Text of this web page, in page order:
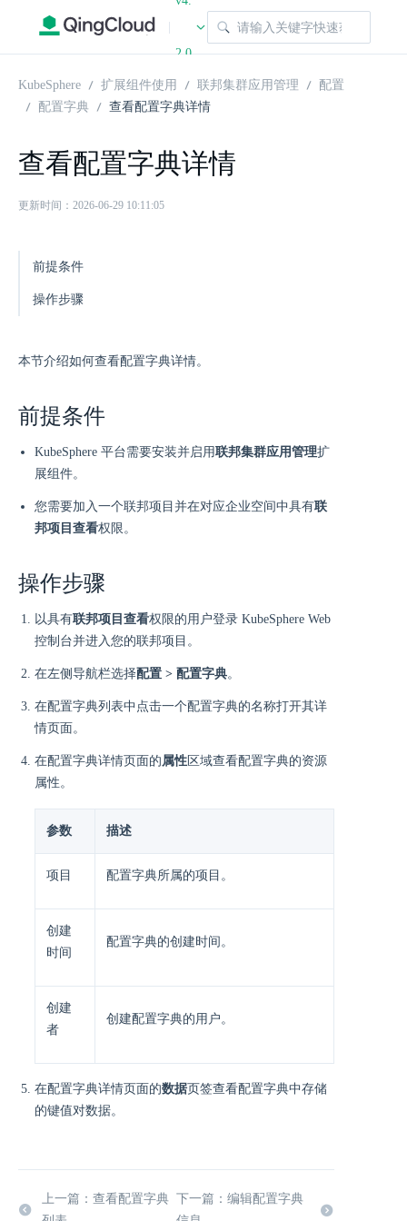
|
2.0
KubeSphere 扩展组件使用 联邦集群应用管理
配置
配置字典
查看配置字典详情
查看配置字典详情
更新时间：2026-06-29 10:11:05
前提条件
操作步骤
本节介绍如何查看配置字典详情。
前提条件
KubeSphere 平台需要安装并启用联邦集群应用管理扩
展组件。
您需要加入一个联邦项目并在对应企业空间中具有联
邦项目查看权限。
操作步骤
以具有联邦项目查看权限的用户登录 KubeSphere Web
控制台并进入您的联邦项目。
在左侧导航栏选择配置 > 配置字典。
在配置字典列表中点击一个配置字典的名称打开其详
情页面。
在配置字典详情页面的属性 区域查看配置字典的资源
属性。
参数 描述
项目 配置字典所属的项目。
创建
时间
配置字典的创建时间。
创建
者
创建配置字典的用户。
在配置字典详情页面的数据页签查看配置字典中存储
的键值对数据。
上一篇：查看配置字典 下一篇：编辑配置字典